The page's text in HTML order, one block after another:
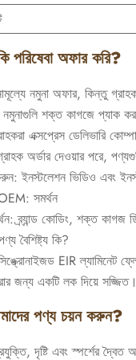
পরিষেবা অফার করি?
নমুনা অফার, কিন্তু
শক্ত কাগজে প্যাক
এক্সপ্রেস ডেলিভারি
অর্ডার দেওয়ার পরে,
ইনস্টলেশন ভিডিও এবং
সমর্থন
ব্র্যান্ড কোডিং, শক্ত কাগজ
বৈশিষ্ট্য কি?
EIR ল্যামিনেট
জন্য একটি লক দিয়ে সজ্জিত।
পণ্য চয়ন করুন?
দৃষ্টি এবং স্পর্শের দ্বৈত